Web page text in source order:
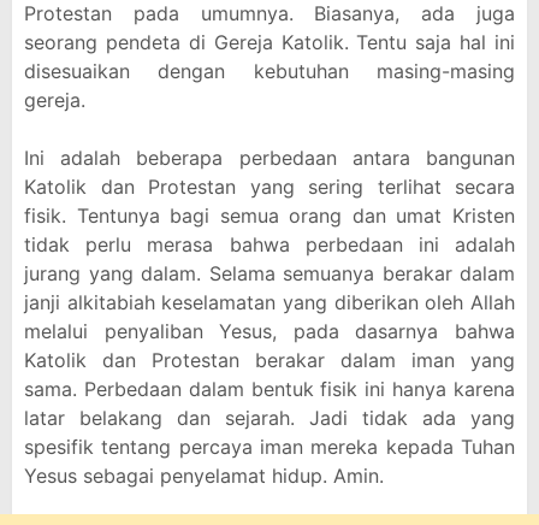
Protestan pada umumnya. Biasanya, ada juga
seorang pendeta di Gereja Katolik. Tentu saja hal ini
disesuaikan dengan kebutuhan masing-masing
gereja.
Ini adalah beberapa perbedaan antara bangunan
Katolik dan Protestan yang sering terlihat secara
fisik. Tentunya bagi semua orang dan umat Kristen
tidak perlu merasa bahwa perbedaan ini adalah
jurang yang dalam. Selama semuanya berakar dalam
janji alkitabiah keselamatan yang diberikan oleh Allah
melalui penyaliban Yesus, pada dasarnya bahwa
Katolik dan Protestan berakar dalam iman yang
sama. Perbedaan dalam bentuk fisik ini hanya karena
latar belakang dan sejarah. Jadi tidak ada yang
spesifik tentang percaya iman mereka kepada Tuhan
Yesus sebagai penyelamat hidup. Amin.